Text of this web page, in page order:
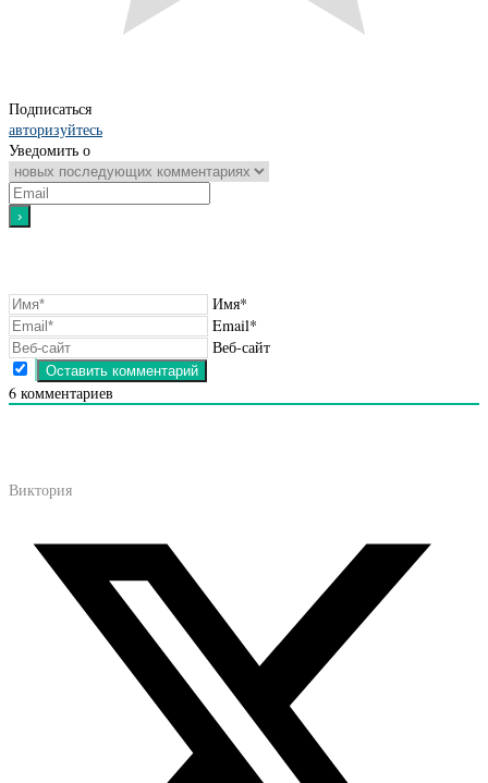
Подписаться
авторизуйтесь
Уведомить о
Имя*
Email*
Веб-сайт
6 комментариев
Виктория